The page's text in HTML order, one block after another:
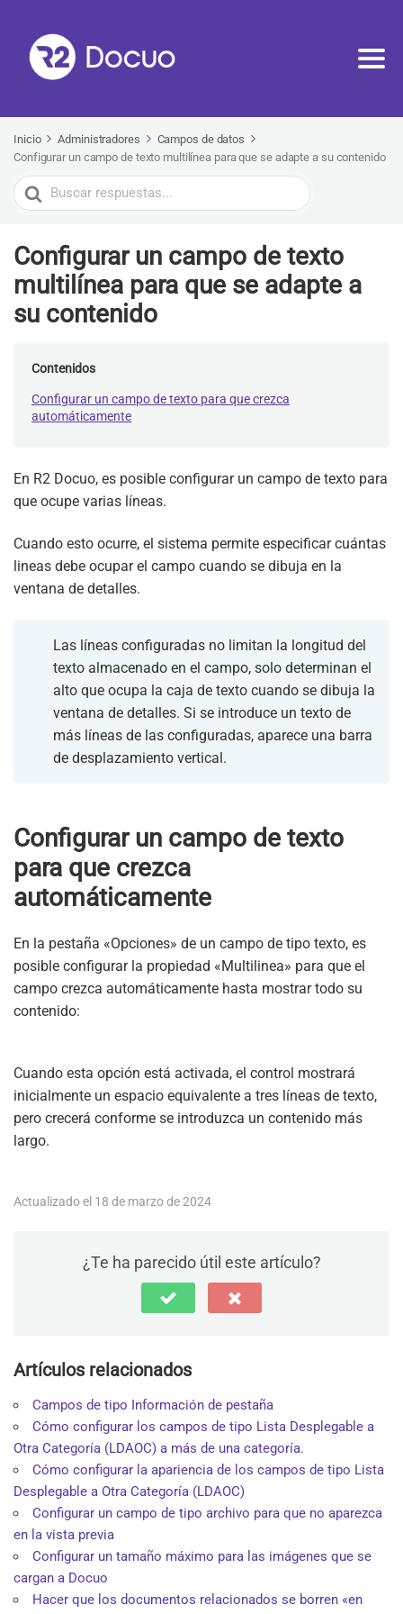
Inicio Administradores
Campos de datos
Configurar un campo de texto multilínea para que se adapte a su contenido
Buscar
Configurar un campo de texto
multilínea para que se adapte a
su contenido
Contenidos
Configurar un campo de texto para que crezca
automáticamente
En R2 Docuo, es posible configurar un campo de texto para
que ocupe varias líneas.
Cuando esto ocurre, el sistema permite especificar cuántas
lineas debe ocupar el campo cuando se dibuja en la
ventana de detalles.
Las líneas configuradas no limitan la longitud del
texto almacenado en el campo, solo determinan el
alto que ocupa la caja de texto cuando se dibuja la
ventana de detalles. Si se introduce un texto de
más líneas de las configuradas, aparece una barra
de desplazamiento vertical.
Configurar un campo de texto
para que crezca
automáticamente
En la pestaña «Opciones» de un campo de tipo texto, es
posible configurar la propiedad «Multilinea» para que el
campo crezca automáticamente hasta mostrar todo su
contenido:
Cuando esta opción está activada, el control mostrará
inicialmente un espacio equivalente a tres líneas de texto,
pero crecerá conforme se introduzca un contenido más
largo.
Actualizado el 18 de marzo de 2024
¿Te ha parecido útil este artículo?
Artículos relacionados
Campos de tipo Información de pestaña
Cómo configurar los campos de tipo Lista Desplegable a
Otra Categoría (LDAOC) a más de una categoría.
Cómo configurar la apariencia de los campos de tipo Lista
Desplegable a Otra Categoría (LDAOC)
Configurar un campo de tipo archivo para que no aparezca
en la vista previa
Configurar un tamaño máximo para las imágenes que se
cargan a Docuo
Hacer que los documentos relacionados se borren «en